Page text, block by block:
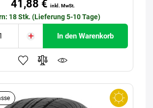
41,88 € inkl. MwSt.
18 Stk. (Lieferung 5-10 Tage)
In den Warenkorb